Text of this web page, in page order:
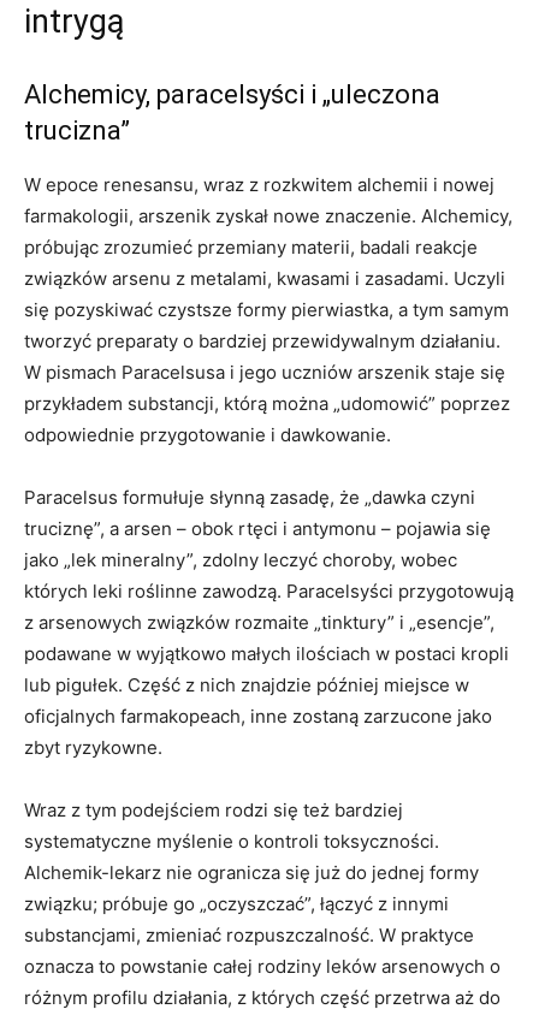
intrygą
Alchemicy, paracelsyści i „uleczona
trucizna”
W epoce renesansu, wraz z rozkwitem alchemii i nowej
farmakologii, arszenik zyskał nowe znaczenie. Alchemicy,
próbując zrozumieć przemiany materii, badali reakcje
związków arsenu z metalami, kwasami i zasadami. Uczyli
się pozyskiwać czystsze formy pierwiastka, a tym samym
tworzyć preparaty o bardziej przewidywalnym działaniu.
W pismach Paracelsusa i jego uczniów arszenik staje się
przykładem substancji, którą można „udomowić” poprzez
odpowiednie przygotowanie i dawkowanie.
Paracelsus formułuje słynną zasadę, że „dawka czyni
truciznę”, a arsen – obok rtęci i antymonu – pojawia się
jako „lek mineralny”, zdolny leczyć choroby, wobec
których leki roślinne zawodzą. Paracelsyści przygotowują
z arsenowych związków rozmaite „tinktury” i „esencje”,
podawane w wyjątkowo małych ilościach w postaci kropli
lub pigułek. Część z nich znajdzie później miejsce w
oficjalnych farmakopeach, inne zostaną zarzucone jako
zbyt ryzykowne.
Wraz z tym podejściem rodzi się też bardziej
systematyczne myślenie o kontroli toksyczności.
Alchemik-lekarz nie ogranicza się już do jednej formy
związku; próbuje go „oczyszczać”, łączyć z innymi
substancjami, zmieniać rozpuszczalność. W praktyce
oznacza to powstanie całej rodziny leków arsenowych o
różnym profilu działania, z których część przetrwa aż do